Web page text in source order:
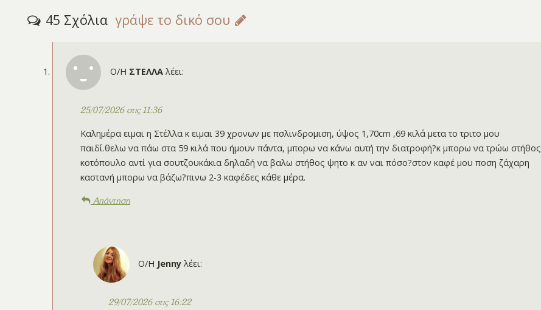
45 Σχόλια γράψε το δικό σου
Ο/Η ΣΤΕΛΛΑ λέει:
25/07/2026 στις 11:36
Καλημέρα ειμαι η Στέλλα κ ειμαι 39 χρονων με πσλινδρομιση, ύψος 1,70cm ,69 κιλά μετα το τριτο μου
παιδί.θελω να πάω στα 59 κιλά που ήμουν πάντα, μπορω να κάνω αυτή την διατροφή?κ μπορω να τρώω στήθος
κοτόπουλο αντί για σουτζουκάκια δηλαδή να βαλω στήθος ψητο κ αν ναι πόσο?στον καφέ μου ποση ζάχαρη
καστανή μπορω να βάζω?πινω 2-3 καφέδες κάθε μέρα.
Απάντηση
Ο/Η Jenny λέει:
29/07/2026 στις 16:22